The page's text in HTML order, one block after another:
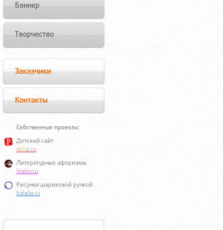
Баннер
Творчество
Заказчики
Контакты
Собственные проекты:
Детский сайт
rebzi.ru
Литературные афоризмы
litafor.ru
Рисунки шариковой ручкой
balalar.ru